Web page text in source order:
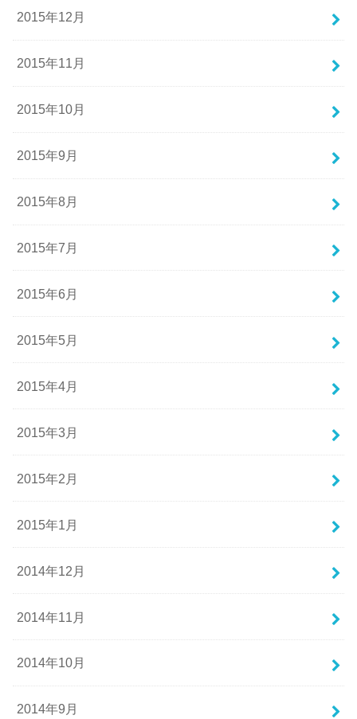
2015年12月
2015年11月
2015年10月
2015年9月
2015年8月
2015年7月
2015年6月
2015年5月
2015年4月
2015年3月
2015年2月
2015年1月
2014年12月
2014年11月
2014年10月
2014年9月